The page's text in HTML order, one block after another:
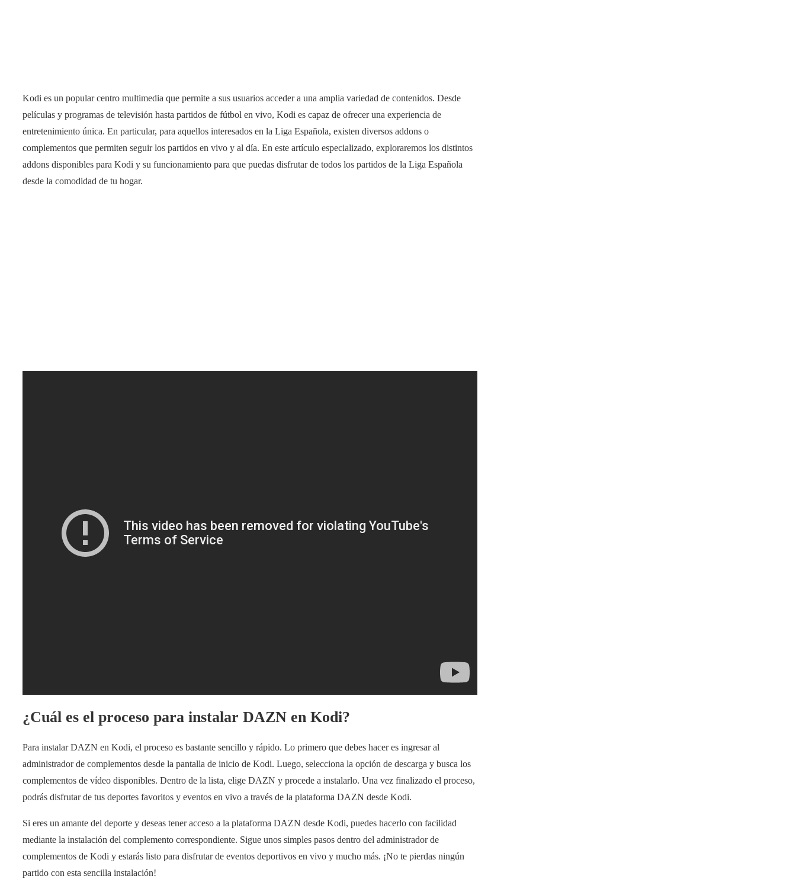
Kodi es un popular centro multimedia que permite a sus usuarios acceder a una amplia variedad de contenidos. Desde
películas y programas de televisión hasta partidos de fútbol en vivo, Kodi es capaz de ofrecer una experiencia de
entretenimiento única. En particular, para aquellos interesados en la Liga Española, existen diversos addons o
complementos que permiten seguir los partidos en vivo y al día. En este artículo especializado, exploraremos los distintos
addons disponibles para Kodi y su funcionamiento para que puedas disfrutar de todos los partidos de la Liga Española
desde la comodidad de tu hogar.
¿Cuál es el proceso para instalar DAZN en Kodi?
Para instalar DAZN en Kodi, el proceso es bastante sencillo y rápido. Lo primero que debes hacer es ingresar al
administrador de complementos desde la pantalla de inicio de Kodi. Luego, selecciona la opción de descarga y busca los
complementos de vídeo disponibles. Dentro de la lista, elige DAZN y procede a instalarlo. Una vez finalizado el proceso,
podrás disfrutar de tus deportes favoritos y eventos en vivo a través de la plataforma DAZN desde Kodi.
Si eres un amante del deporte y deseas tener acceso a la plataforma DAZN desde Kodi, puedes hacerlo con facilidad
mediante la instalación del complemento correspondiente. Sigue unos simples pasos dentro del administrador de
complementos de Kodi y estarás listo para disfrutar de eventos deportivos en vivo y mucho más. ¡No te pierdas ningún
partido con esta sencilla instalación!